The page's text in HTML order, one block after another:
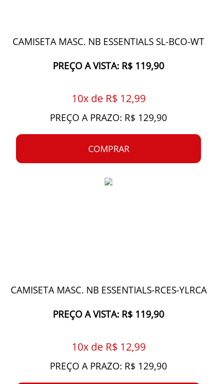
CAMISETA MASC. NB ESSENTIALS SL-BCO-WT
PREÇO A VISTA: R$ 119,90
10x de R$ 12,99
PREÇO A PRAZO: R$ 129,90
COMPRAR
CAMISETA MASC. NB ESSENTIALS-RCES-YLRCA
PREÇO A VISTA: R$ 119,90
10x de R$ 12,99
PREÇO A PRAZO: R$ 129,90